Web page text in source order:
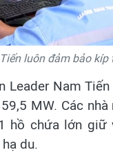
luôn đảm bảo kíp
Leader Nam
MW. Các
hồ chứa lớn giữ
du.